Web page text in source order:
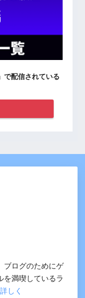
配信されている
ブログのためにゲ
を満喫しているラ
しく